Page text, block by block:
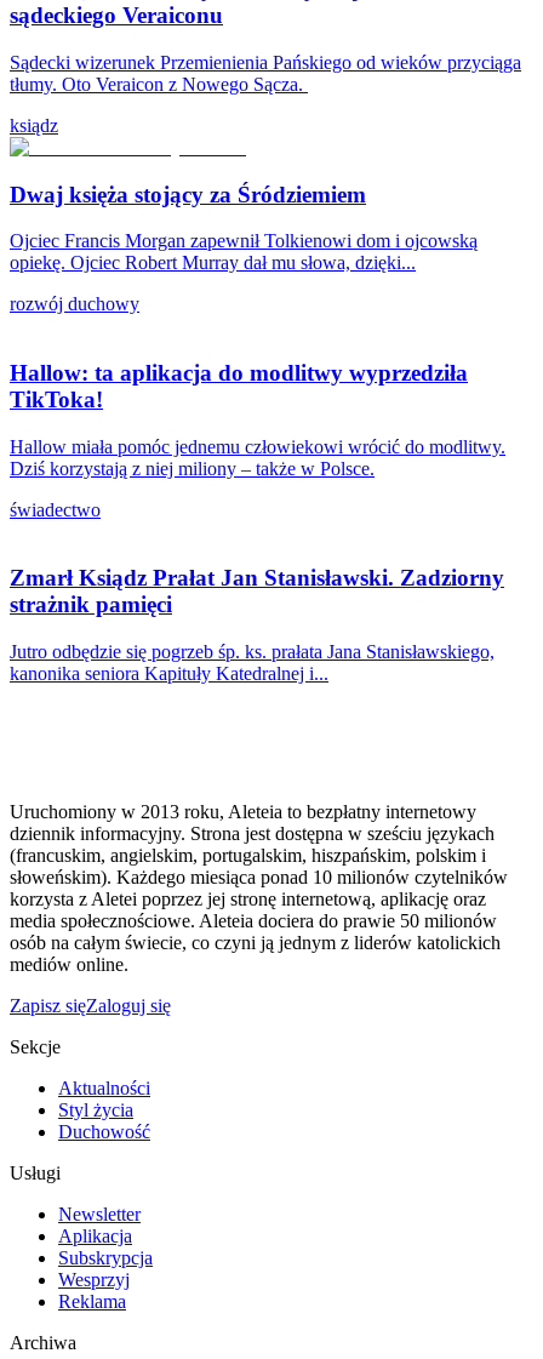
sądeckiego Veraiconu
Sądecki wizerunek Przemienienia Pańskiego od wieków przyciąga
tłumy. Oto Veraicon z Nowego Sącza.
ksiądz
Dwaj księża stojący za Śródziemiem
Ojciec Francis Morgan zapewnił Tolkienowi dom i ojcowską
opiekę. Ojciec Robert Murray dał mu słowa, dzięki...
rozwój duchowy
Hallow: ta aplikacja do modlitwy wyprzedziła
TikToka!
Hallow miała pomóc jednemu człowiekowi wrócić do modlitwy.
Dziś korzystają z niej miliony – także w Polsce.
świadectwo
Zmarł Ksiądz Prałat Jan Stanisławski. Zadziorny
strażnik pamięci
Jutro odbędzie się pogrzeb śp. ks. prałata Jana Stanisławskiego,
kanonika seniora Kapituły Katedralnej i...
Uruchomiony w 2013 roku, Aleteia to bezpłatny internetowy
dziennik informacyjny. Strona jest dostępna w sześciu językach
(francuskim, angielskim, portugalskim, hiszpańskim, polskim i
słoweńskim). Każdego miesiąca ponad 10 milionów czytelników
korzysta z Aletei poprzez jej stronę internetową, aplikację oraz
media społecznościowe. Aleteia dociera do prawie 50 milionów
osób na całym świecie, co czyni ją jednym z liderów katolickich
mediów online.
Zapisz sięZaloguj się
Sekcje
Aktualności
Styl życia
Duchowość
Usługi
Newsletter
Aplikacja
Subskrypcja
Wesprzyj
Reklama
Archiwa